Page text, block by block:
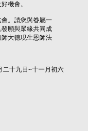
機會。
。請您與眷屬一
願與眾緣共同成
大德現生恩師法
九日~十一月初六